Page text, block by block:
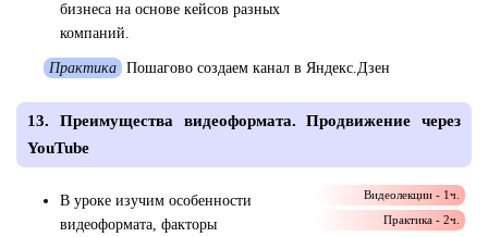
бизнеса на основе кейсов разных
компаний.
Практика Пошагово создаем канал в Яндекс.Дзен
13. Преимущества видеоформата. Продвижение через
YouTube
Видеолекции - 1ч.
Практика - 2ч.
В уроке изучим особенности
видеоформата, факторы